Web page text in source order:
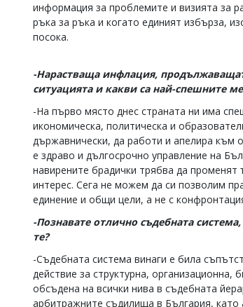
въвеждат
редакцията
отговорност
обиден
коментар,
сигнализирайте
информация за проблемите и визията за
ръка за ръка и когато единият избърза,
посока.
-Нарастваща инфлация,
ситуацията и какви са най-спешните
-На първо място днес страната ни има
икономическа, политическа и
държавнически, да работи и апелира към
е здраво и дългосрочно управление на
навирените брадички трябва да
интерес. Сега не можем да си позволим
единение и общи цели, а не с
-Познавате отлично съдебната
те?
-Съдебната система винаги е била
действие за структурна,
обсъдена на всички нива в съдебната
арбитражните съдилища в България,